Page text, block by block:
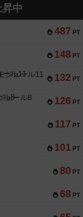
中
487 PT
148 PT
132 PT
ジュール11
126 PT
ュール8
117 PT
101 PT
80 PT
68 PT